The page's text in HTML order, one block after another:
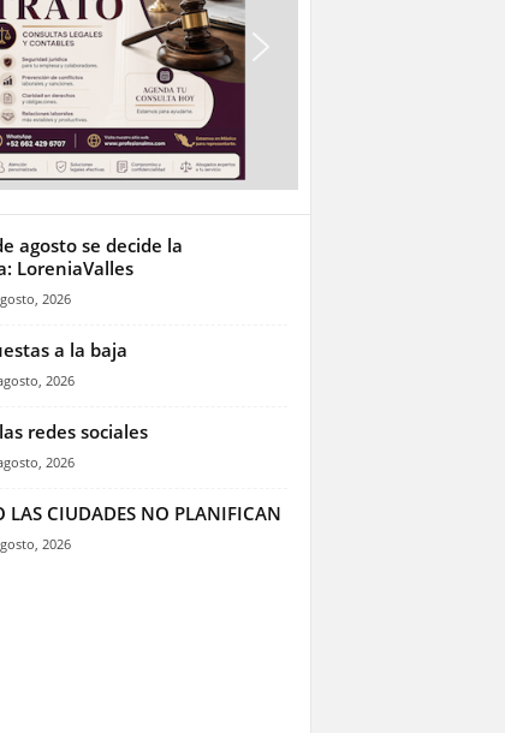
agosto se decide la
LoreniaValles
2026
a la baja
2026
redes sociales
2026
LAS CIUDADES NO PLANIFICAN
2026